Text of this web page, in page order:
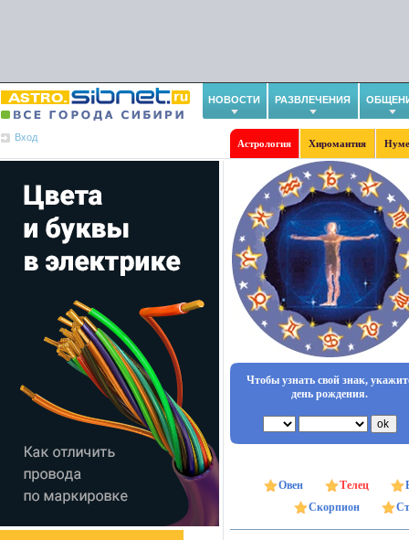
НОВОСТИ РАЗВЛЕЧЕНИЯ
Вход
Астрология Хиромантия
Чтобы узнать свой знак,
день рождения.
Овен Телец
Скорпион